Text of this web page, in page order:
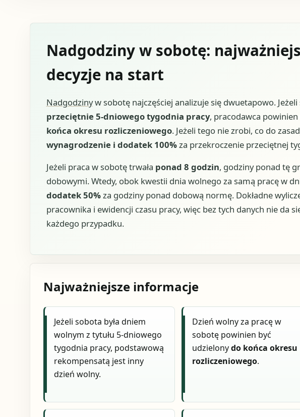
Nadgodziny w sobotę:
decyzje na start
Nadgodzinyw sobotę najczęściej analizuje się dwuetapowo. Jeżeli
przeciętnie 5-dniowego tygodnia pracy, pracodawca
końca okresu rozliczeniowego. Jeżeli tego nie zrobi, co do
wynagrodzenie i dodatek 100%za przekroczenie przeciętnej
Jeżeli praca w sobotę trwała ponad 8 godzin, godziny ponad tę
dobowymi. Wtedy, obok kwestii dnia wolnego za samą pracę w
dodatek 50%za godziny ponad dobową normę. Dokładne
pracownika i ewidencji czasu pracy, więc bez tych danych nie da
każdego przypadku.
Najważniejsze informacje
Jeżeli sobota była dniem
wolnym z tytułu 5-dniowego
tygodnia pracy, podstawową
rekompensatą jest inny
dzień wolny.
Dzień wolny za pracę w
sobotę powinien być
udzielonydo końca okresu
rozliczeniowego.